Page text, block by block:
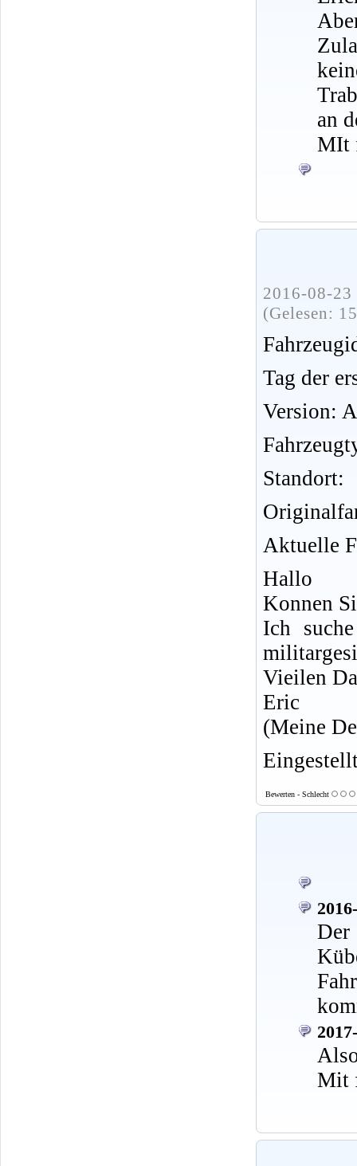
an
MIt
2016-08-
(Gelesen:
Tag der
Version:
Standort:
Aktuelle
Hallo
Konnen
Ich
Vieilen
Eric
(Meine
Bewerten - Schlecht
Der
Mit